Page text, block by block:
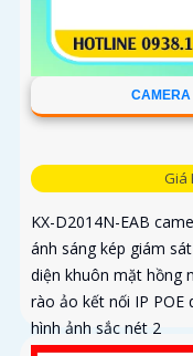
Giá
KX-D2014N-EAB
ánh sáng kép giám
diện khuôn mặt hồng
rào ảo kết nối IP POE
hình ảnh sắc nét 2